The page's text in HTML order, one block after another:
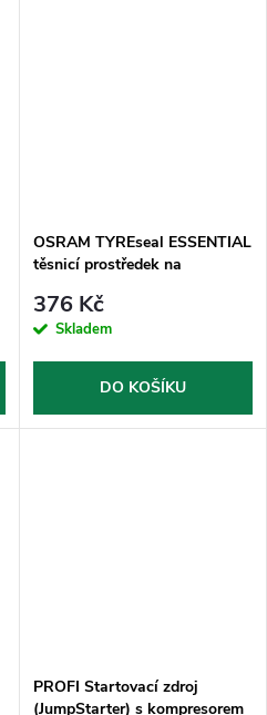
OSRAM TYREseal ESSENTIAL
těsnicí prostředek na
376 Kč
Skladem
DO KOŠÍKU
PROFI Startovací zdroj
(JumpStarter) s kompresorem